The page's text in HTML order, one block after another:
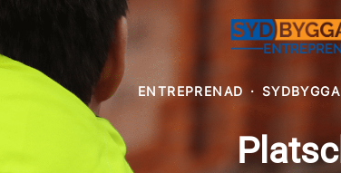
ENTREPRENAD ·